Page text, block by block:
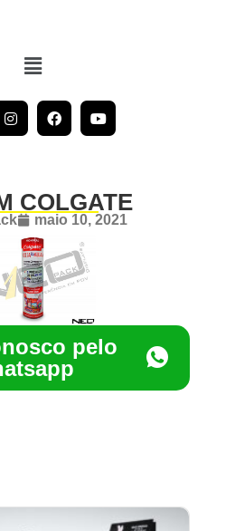
COLGATE
maio 10, 2021
pelo